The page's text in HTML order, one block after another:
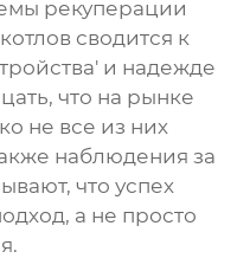
рекуперации
сводится к
и надежде
что на рынке
не все из них
наблюдения за
что успех
а не просто